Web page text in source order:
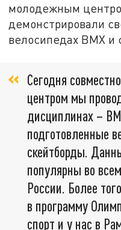
молодежным
демонстрировали
велосипедах BMX и
Сегодня
центром мы
дисциплинах –
подготовленные
скейтборды.
популярны во
России. Более
в программу
спорт и у нас в